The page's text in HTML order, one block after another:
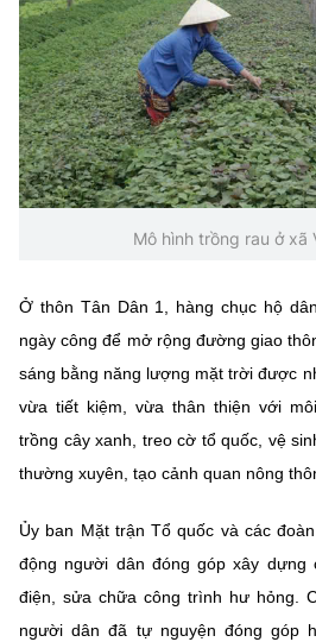
Mô hình trồng rau ở xã
Ở thôn Tân Dân 1, hàng chục hộ
ngày công để mở rộng đường giao
sáng bằng năng lượng mặt trời được
vừa tiết kiệm, vừa thân thiện với
trồng cây xanh, treo cờ tổ quốc, vệ
thường xuyên, tạo cảnh quan nông
Ủy ban Mặt trận Tổ quốc và các
động người dân đóng góp xây dựng
điện, sửa chữa công trình hư hỏng.
người dân đã tự nguyện đóng góp